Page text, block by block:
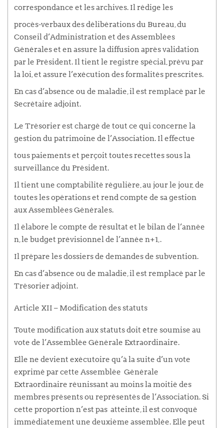
correspondance et les archives. Il rédige les
procès-verbaux des délibérations du Bureau, du
Conseil d’Administration et des Assemblées
Générales et en assure la diffusion après validation
par le Président. Il tient le registre spécial, prévu par
la loi, et assure l’exécution des formalités prescrites.
En cas d’absence ou de maladie, il est remplacé par le
Secrétaire adjoint.
Le Trésorier est chargé de tout ce qui concerne la
gestion du patrimoine de l’Association. Il effectue
tous paiements et perçoit toutes recettes sous la
surveillance du Président.
Il tient une comptabilité régulière, au jour le jour, de
toutes les opérations et rend compte de sa gestion
aux Assemblées Générales.
Il élabore le compte de résultat et le bilan de l’année
n, le budget prévisionnel de l’année n+1,.
Il prépare les dossiers de demandes de subvention.
En cas d’absence ou de maladie, il est remplacé par le
Trésorier adjoint.
Article XII – Modification des statuts
Toute modification aux statuts doit être soumise au
vote de l’Assemblée Générale Extraordinaire.
Elle ne devient exécutoire qu’à la suite d’un vote
exprimé par cette Assemblée Générale
Extraordinaire réunissant au moins la moitié des
membres présents ou représentés de l’Association. Si
cette proportion n’est pas atteinte, il est convoqué
immédiatement une deuxième assemblée. Elle peut